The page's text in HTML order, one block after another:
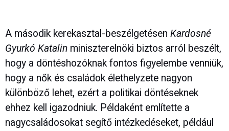
A második kerekasztal-beszélgetésen Kardosné
Gyurkó Katalin miniszterelnöki biztos arról beszélt,
hogy a döntéshozóknak fontos figyelembe venniük,
hogy a nők és családok élethelyzete nagyon
különböző lehet, ezért a politikai döntéseknek
ehhez kell igazodniuk. Példaként említette a
nagycsaládosokat segítő intézkedéseket, például